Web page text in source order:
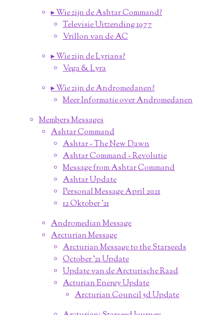
▸ Wie zijn de Ashtar Command?
Televisie Uitzending 1977
Vrillon van de AC
▸ Wie zijn de Lyrians?
Vega & Lyra
▸ Wie zijn de Andromedanen?
Meer Informatie over Andromedanen
Members Messages
Ashtar Command
Ashtar - The New Dawn
Ashtar Command - Revolutie
Message from Ashtar Command
Ashtar Update
Personal Message April 2021
12 Oktober '21
Andromedian Message
Arcturian Message
Arcturian Message to the Starseeds
October '21 Update
Update van de Arcturische Raad
Acturian Energy Update
Arcturian Council 5d Update